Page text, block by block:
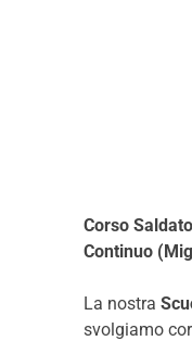
Corso
Continuo
La nostra
svolgiamo